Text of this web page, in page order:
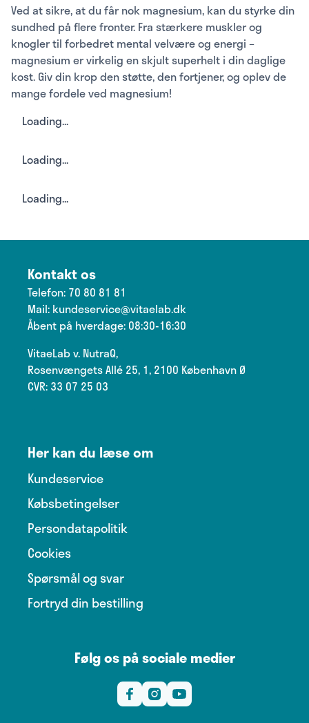
Ved at sikre, at du får nok magnesium, kan du styrke din
sundhed på flere fronter. Fra stærkere muskler og
knogler til forbedret mental velvære og energi –
magnesium er virkelig en skjult superhelt i din daglige
kost. Giv din krop den støtte, den fortjener, og oplev de
mange fordele ved magnesium!
Loading...
Loading...
Loading...
Kontakt os
Telefon: 70 80 81 81
Mail: kundeservice@vitaelab.dk
Åbent på hverdage: 08:30-16:30
VitaeLab v. NutraQ,
Rosenvængets Allé 25, 1, 2100 København Ø
CVR: 33 07 25 03
Her kan du læse om
Kundeservice
Købsbetingelser
Persondatapolitik
Cookies
Spørsmål og svar
Fortryd din bestilling
Følg os på sociale medier